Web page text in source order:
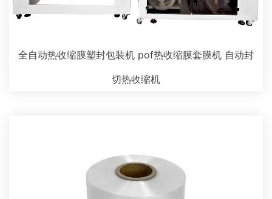
全自动热收缩膜塑封包装机 pof热收缩膜套膜机 自动封
切热收缩机